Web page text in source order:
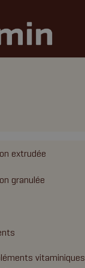
extrudée
granulée
vitaminiques